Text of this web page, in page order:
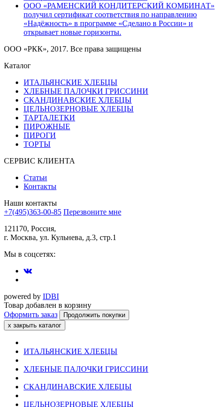
ООО «РАМЕНСКИЙ КОНДИТЕРСКИЙ КОМБИНАТ»
получил сертификат соответствия по направлению
«Надёжность» в программе «Сделано в России» и
открывает новые горизонты.
ООО «РКК», 2017. Все права защищены
Каталог
ИТАЛЬЯНСКИЕ ХЛЕБЦЫ
ХЛЕБНЫЕ ПАЛОЧКИ ГРИССИНИ
СКАНДИНАВСКИЕ ХЛЕБЦЫ
ЦЕЛЬНОЗЕРНОВЫЕ ХЛЕБЦЫ
ТАРТАЛЕТКИ
ПИРОЖНЫЕ
ПИРОГИ
ТОРТЫ
СЕРВИС КЛИЕНТА
Статьи
Контакты
Наши контакты
+7(495)363-00-85 Перезвоните мне
121170, Россия,
г. Москва, ул. Кульнева, д.3, стр.1
Мы в соцсетях:
powered by IDBI
Товар добавлен в корзину
Оформить заказ
Продолжить покупки
х закрыть каталог
ИТАЛЬЯНСКИЕ ХЛЕБЦЫ
ХЛЕБНЫЕ ПАЛОЧКИ ГРИССИНИ
СКАНДИНАВСКИЕ ХЛЕБЦЫ
ЦЕЛЬНОЗЕРНОВЫЕ ХЛЕБЦЫ